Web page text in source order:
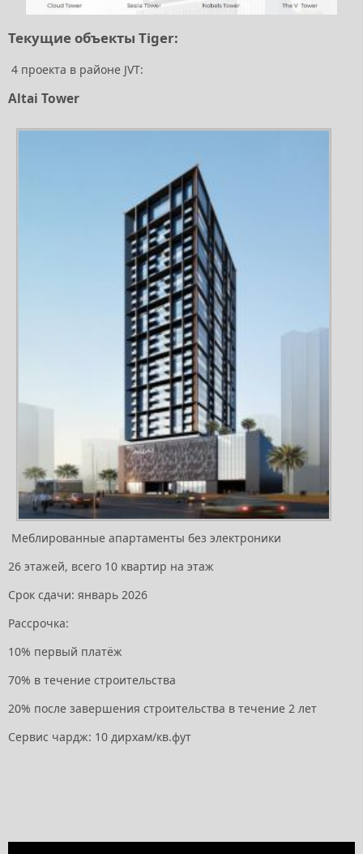
Текущие объекты Tiger:
4 проекта в районе JVT:
Altai Tower
Меблированные апартаменты без электроники
26 этажей, всего 10 квартир на этаж
Срок сдачи: январь 2026
Рассрочка:
10% первый платёж
70% в течение строительства
20% после завершения строительства в течение 2 лет
Сервис чардж: 10 дирхам/кв.фут